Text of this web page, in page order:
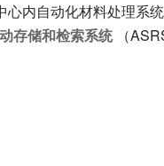
内自动化材料处理系
存储和检索系统（